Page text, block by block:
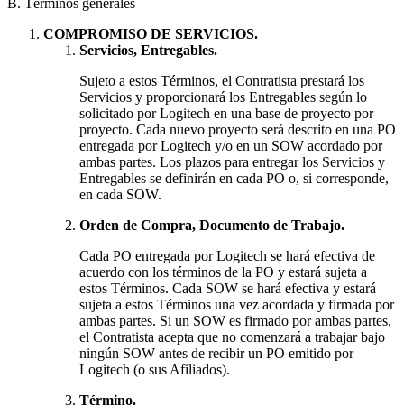
B. Términos generales
COMPROMISO DE SERVICIOS.
Servicios, Entregables.
Sujeto a estos Términos, el Contratista prestará los
Servicios y proporcionará los Entregables según lo
solicitado por Logitech en una base de proyecto por
proyecto. Cada nuevo proyecto será descrito en una PO
entregada por Logitech y/o en un SOW acordado por
ambas partes. Los plazos para entregar los Servicios y
Entregables se definirán en cada PO o, si corresponde,
en cada SOW.
Orden de Compra, Documento de Trabajo.
Cada PO entregada por Logitech se hará efectiva de
acuerdo con los términos de la PO y estará sujeta a
estos Términos. Cada SOW se hará efectiva y estará
sujeta a estos Términos una vez acordada y firmada por
ambas partes. Si un SOW es firmado por ambas partes,
el Contratista acepta que no comenzará a trabajar bajo
ningún SOW antes de recibir un PO emitido por
Logitech (o sus Afiliados).
Término.